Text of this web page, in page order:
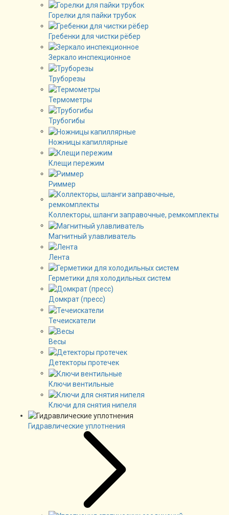
Горелки для пайки трубок
Гребенки для чистки рёбер
Зеркало инспекционное
Труборезы
Термометры
Трубогибы
Ножницы капиллярные
Клещи пережим
Риммер
Коллекторы, шланги заправочные, ремкомплекты
Магнитный улавливатель
Лента
Герметики для холодильных систем
Домкрат (пресс)
Течеискатели
Весы
Детекторы протечек
Ключи вентильные
Ключи для снятия нипеля
Гидравлические уплотнения